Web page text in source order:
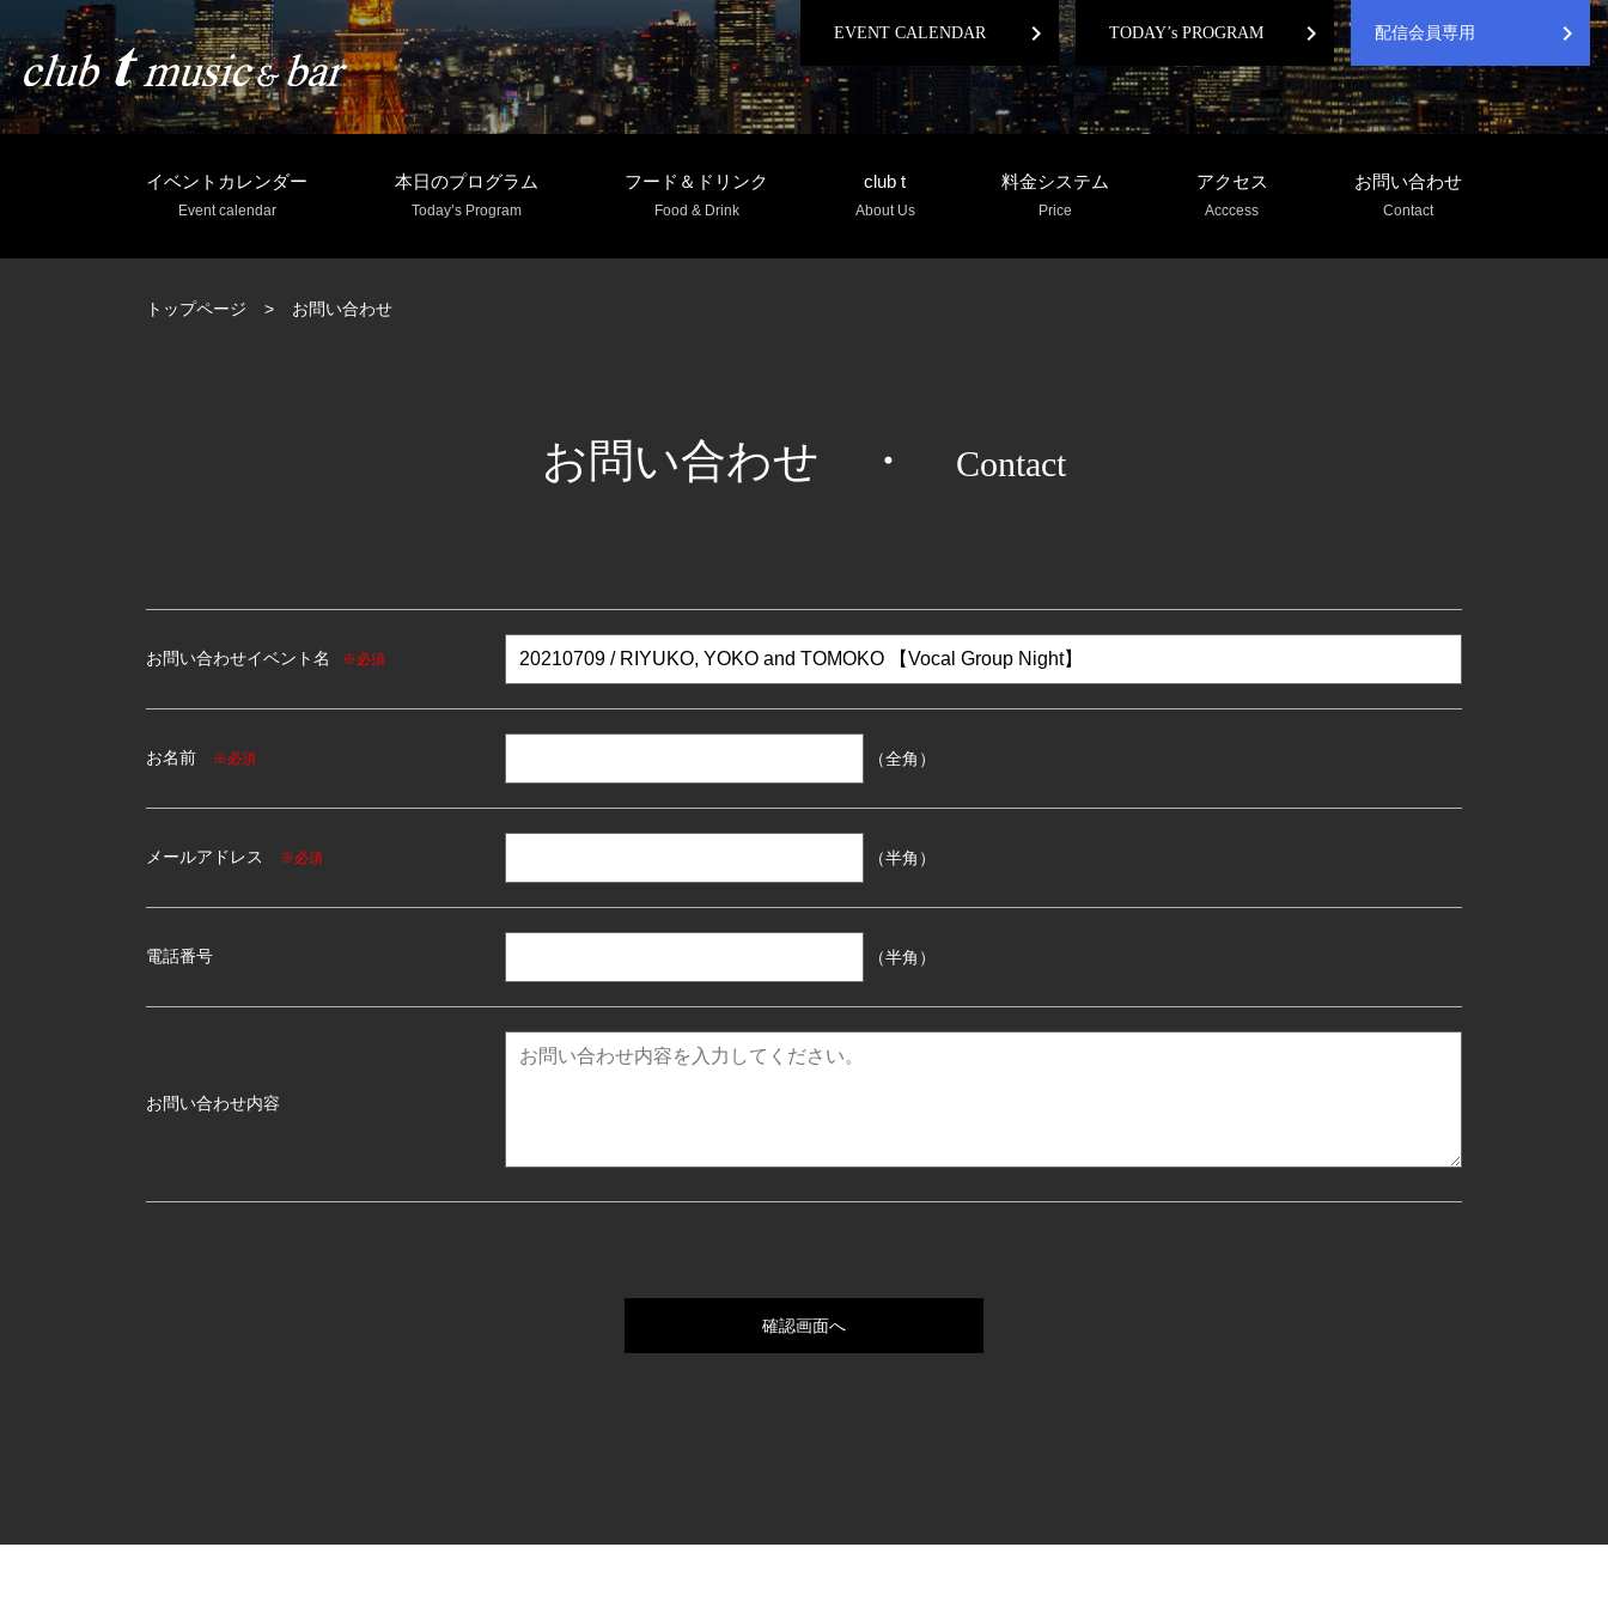
EVENT CALENDAR chevron_right TODAY’s PROGRAM chevron_right 配信会員専用 chevron_right
イベントカレンダー
Event calendar
本日のプログラム
Today’s Program
フード＆ドリンク
Food & Drink
club t
About Us
料金システム
Price
アクセス
Acccess
お問い合わせ
Contact
トップページ お問い合わせ
お問い合わせ ・ Contact
お問い合わせイベント名 ※必須
お名前 ※必須 （全角）
メールアドレス ※必須 （半角）
電話番号 （半角）
お問い合わせ内容